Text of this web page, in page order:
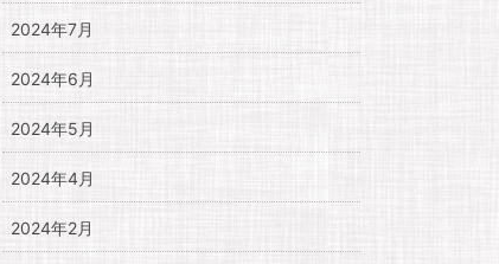
2024年7月
2024年6月
2024年5月
2024年4月
2024年2月